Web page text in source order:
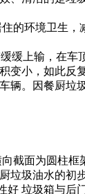
的环境卫生，
缓上输，在
变小，如此反
辆。因餐厨垃
截面为圆柱
垃圾油水的初
好 垃圾箱与后